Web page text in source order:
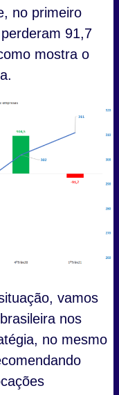
no primeiro
91,7
mostra o
vamos
nos
no mesmo